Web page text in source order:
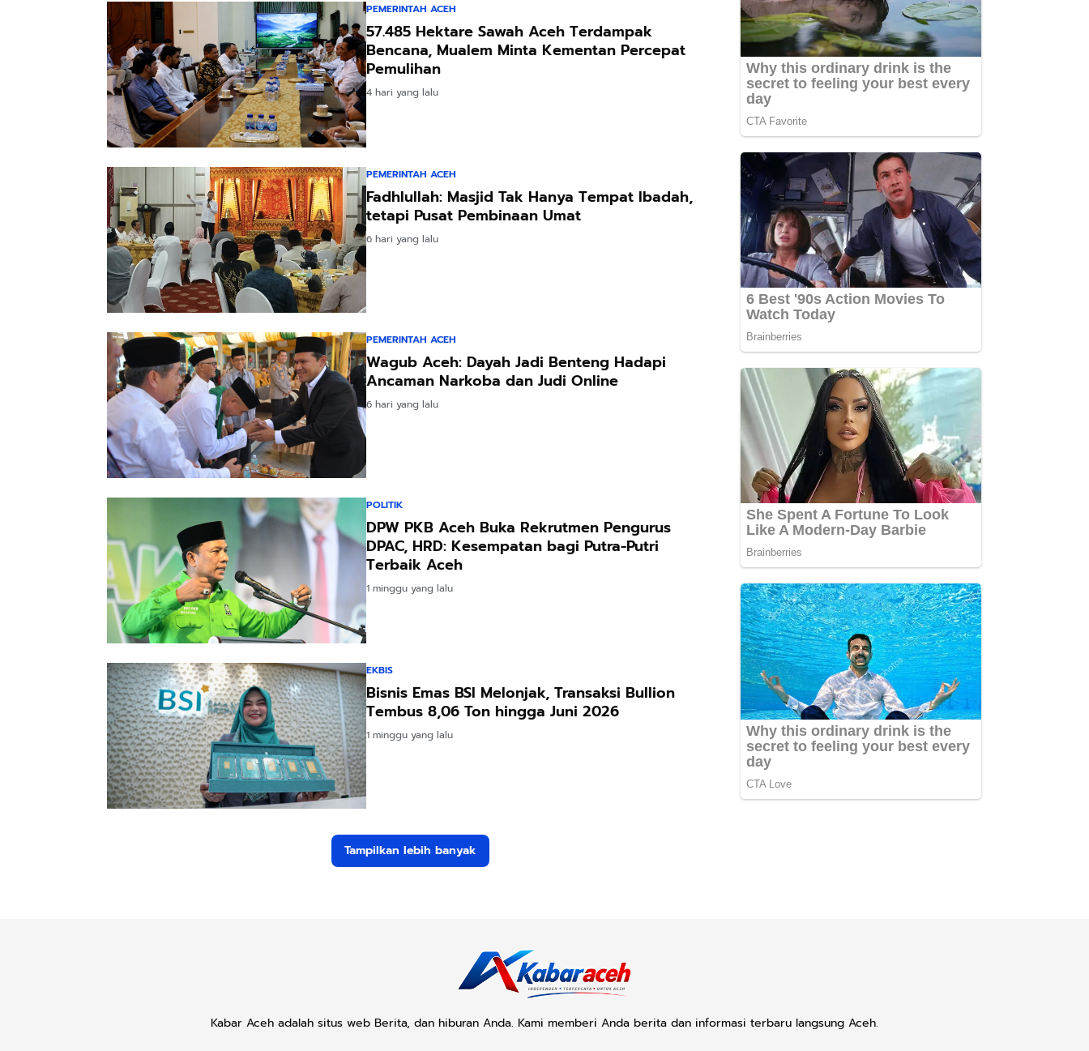
PEMERINTAH ACEH
57.485 Hektare Sawah Aceh Terdampak
Bencana, Mualem Minta Kementan Percepat
Pemulihan
4 hari yang lalu
PEMERINTAH ACEH
Fadhlullah: Masjid Tak Hanya Tempat Ibadah,
tetapi Pusat Pembinaan Umat
6 hari yang lalu
PEMERINTAH ACEH
Wagub Aceh: Dayah Jadi Benteng Hadapi
Ancaman Narkoba dan Judi Online
6 hari yang lalu
POLITIK
DPW PKB Aceh Buka Rekrutmen Pengurus
DPAC, HRD: Kesempatan bagi Putra-Putri
Terbaik Aceh
1 minggu yang lalu
EKBIS
Bisnis Emas BSI Melonjak, Transaksi Bullion
Tembus 8,06 Ton hingga Juni 2026
1 minggu yang lalu
Tampilkan lebih banyak
Kabar Aceh adalah situs web Berita, dan hiburan Anda. Kami memberi Anda berita dan informasi terbaru langsung Aceh.